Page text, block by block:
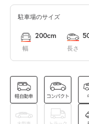
8月15日 (土)
駐車場のサイズ
幅
200cm
長さ